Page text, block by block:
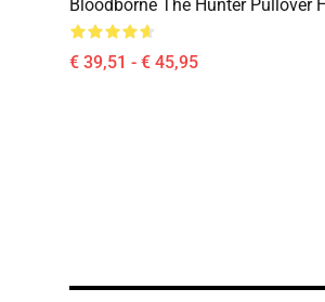
Bloodborne The Hunter Pullover
€ 39,51 - € 45,95